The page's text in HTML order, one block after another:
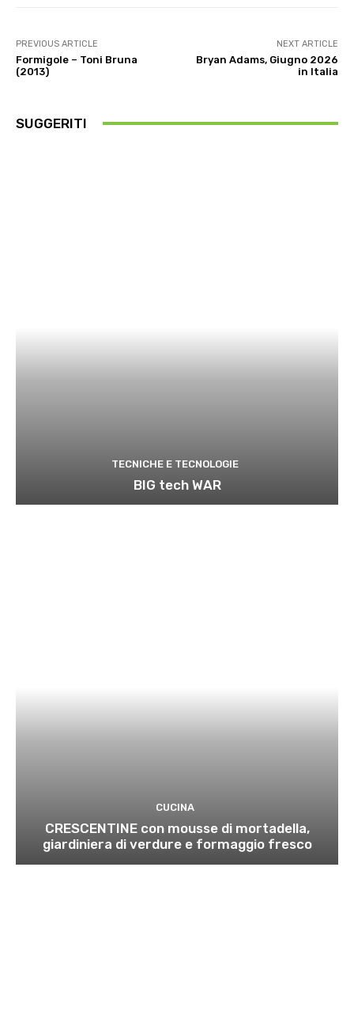
PREVIOUS ARTICLE
Formigole – Toni Bruna
(2013)
NEXT ARTICLE
Bryan Adams, Giugno 2026
in Italia
SUGGERITI
TECNICHE E TECNOLOGIE
BIG tech WAR
CUCINA
CRESCENTINE con mousse di mortadella,
giardiniera di verdure e formaggio fresco